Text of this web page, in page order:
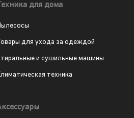
для дома
для ухода за одеждой
и сушильные машины
техника